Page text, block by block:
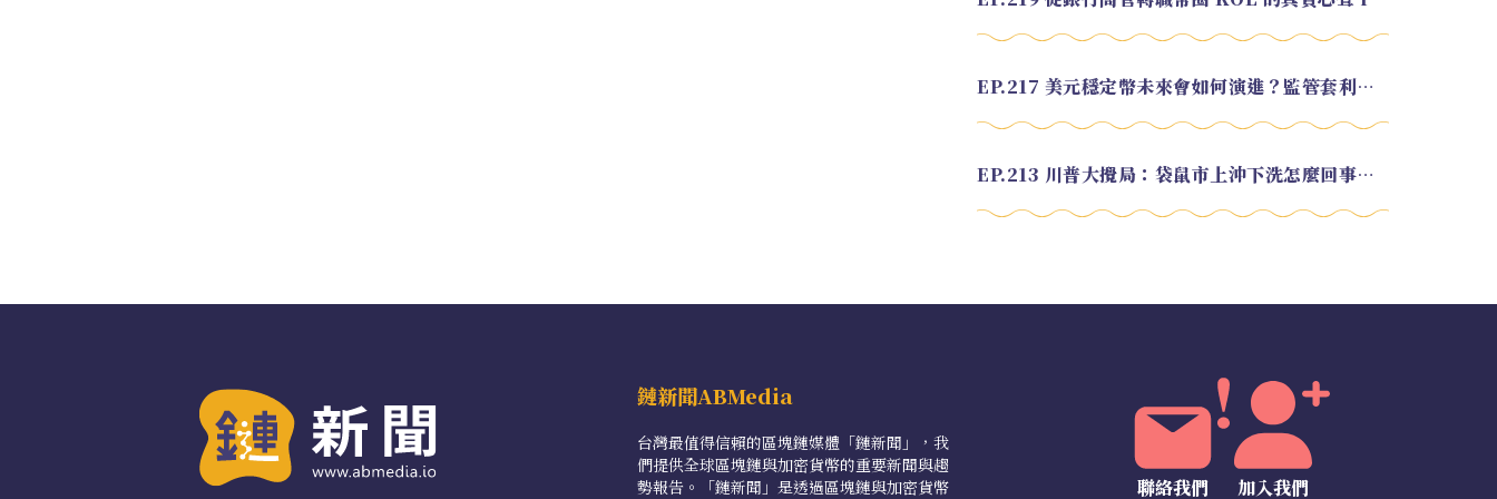
EP.217 美元穩定幣未來會如何演進？監管套利終將收斂？feat. 研究員 余哲安
EP.213 川普大攪局：袋鼠市上沖下洗怎麼回事？feat. Alvin
鏈新聞ABMedia
台灣最值得信賴的區塊鏈媒體「鏈新聞」，我
們提供全球區塊鏈與加密貨幣的重要新聞與趨
勢報告。「鏈新聞」是透過區塊鏈與加密貨幣
聯絡我們 加入我們